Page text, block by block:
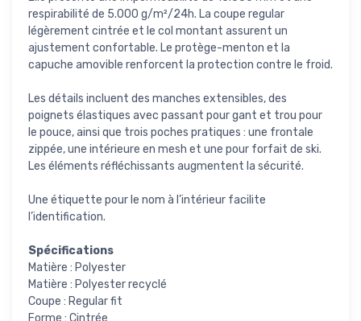
respirabilité de 5.000 g/m²/24h. La coupe regular
légèrement cintrée et le col montant assurent un
ajustement confortable. Le protège-menton et la
capuche amovible renforcent la protection contre le froid.
Les détails incluent des manches extensibles, des
poignets élastiques avec passant pour gant et trou pour
le pouce, ainsi que trois poches pratiques : une frontale
zippée, une intérieure en mesh et une pour forfait de ski.
Les éléments réfléchissants augmentent la sécurité.
Une étiquette pour le nom à l’intérieur facilite
l’identification.
Spécifications
Matière : Polyester
Matière : Polyester recyclé
Coupe : Regular fit
Forme : Cintrée